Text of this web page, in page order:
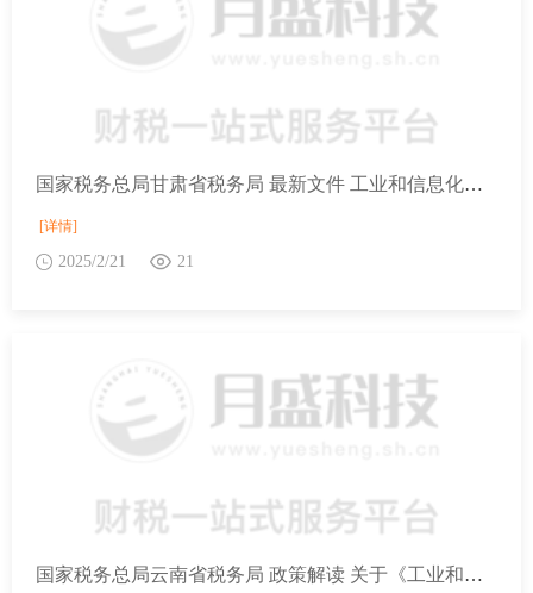
国家税务总局甘肃省税务局 最新文件 工业和信息化部关于发布《免征车辆购置税的设有固定装置的非运输专用作业车辆目录》（第十七批）的公告
[详情]
2025/2/21 21
国家税务总局云南省税务局 政策解读 关于《工业和信息化部关于发布〈免征车辆购置税的设有固定装置的非运输专用作业车辆目录〉（第二十一批）的公告》的解读